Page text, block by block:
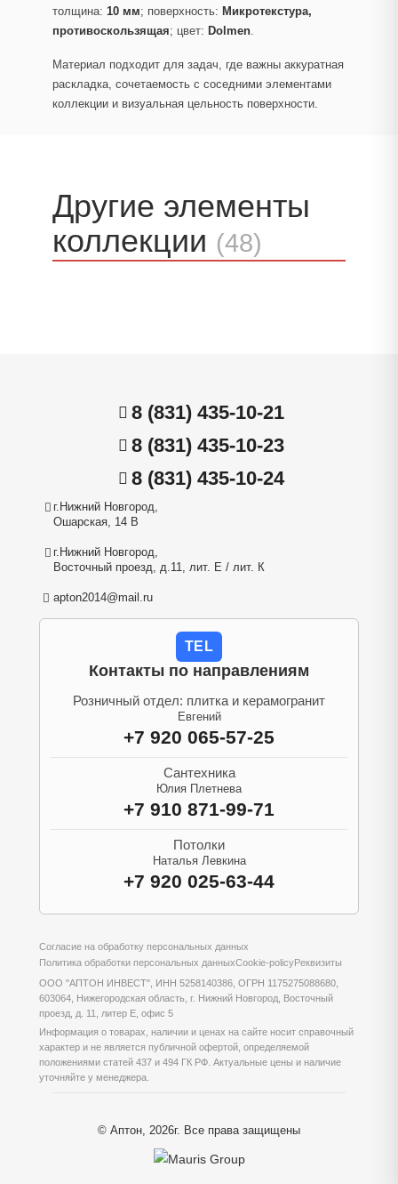
толщина: 10 мм; поверхность: Микротекстура,
противоскользящая; цвет: Dolmen.
Материал подходит для задач, где важны аккуратная
раскладка, сочетаемость с соседними элементами
коллекции и визуальная цельность поверхности.
Другие элементы
коллекции (48)
8 (831) 435-10-21
8 (831) 435-10-23
8 (831) 435-10-24
г.Нижний Новгород,
Ошарская, 14 В
г.Нижний Новгород,
Восточный проезд, д.11, лит. Е / лит. К
apton2014@mail.ru
TEL
Контакты по направлениям
Розничный отдел: плитка и керамогранит
Евгений
+7 920 065-57-25
Сантехника
Юлия Плетнева
+7 910 871-99-71
Потолки
Наталья Левкина
+7 920 025-63-44
Согласие на обработку персональных данных
Политика обработки персональных данныхCookie-policyРеквизиты
ООО "АПТОН ИНВЕСТ", ИНН 5258140386, ОГРН 1175275088680,
603064, Нижегородская область, г. Нижний Новгород, Восточный
проезд, д. 11, литер Е, офис 5
Информация о товарах, наличии и ценах на сайте носит справочный
характер и не является публичной офертой, определяемой
положениями статей 437 и 494 ГК РФ. Актуальные цены и наличие
уточняйте у менеджера.
© Аптон, 2026г. Все права защищены